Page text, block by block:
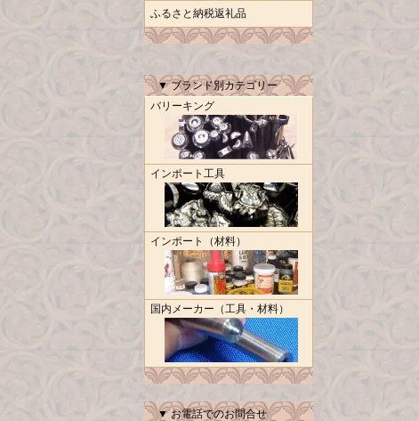
ふるさと納税返礼品
▼ ブランド別カテゴリー
バリーキング
インポート工具
インポート（材料）
国内メーカー（工具・材料）
▼ お電話でのお問合せ